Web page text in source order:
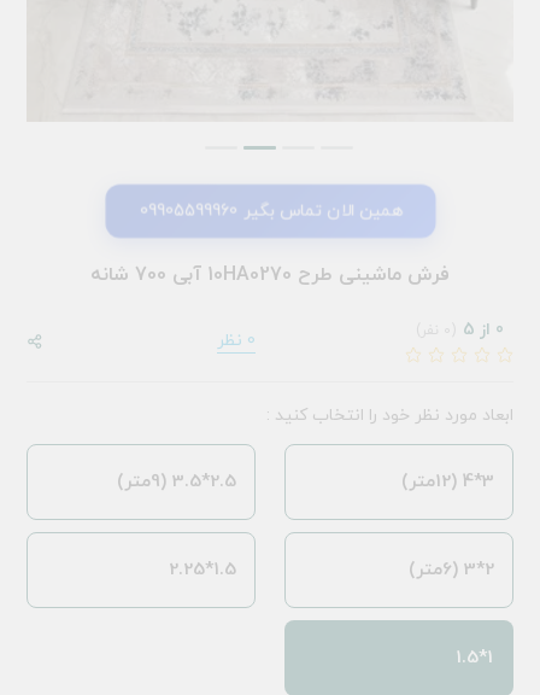
همین الان تماس بگیر 09905599960
فرش ماشینی طرح 10HA0270 آبی 700 شانه
0 از 5 0 نظر
ابعاد مورد نظر خود را انتخاب کنید :
3*4 (12متر) 2.5*3.5 (9متر)
2*3 (6متر) 1.5*2.25
1*1.5